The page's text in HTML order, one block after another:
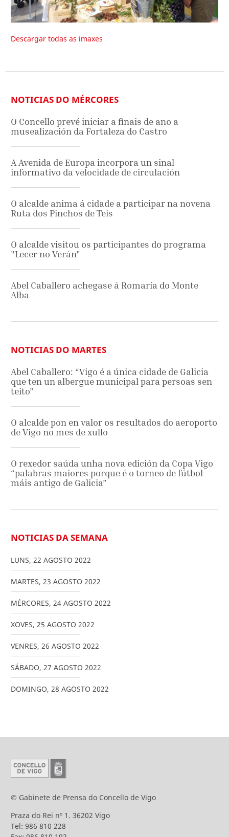
Descargar todas as imaxes
NOTICIAS DO MÉRCORES
O Concello prevé iniciar a finais de ano a
musealización da Fortaleza do Castro
A Avenida de Europa incorpora un sinal
informativo da velocidade de circulación
O alcalde anima á cidade a participar na novena
Ruta dos Pinchos de Teis
O alcalde visitou os participantes do programa
"Lecer no Verán"
Abel Caballero achegase á Romaría do Monte
Alba
NOTICIAS DO MARTES
Abel Caballero: “Vigo é a única cidade de Galicia
que ten un albergue municipal para persoas sen
teito”
O alcalde pon en valor os resultados do aeroporto
de Vigo no mes de xullo
O rexedor saúda unha nova edición da Copa Vigo
“palabras maiores porque é o torneo de fútbol
máis antigo de Galicia”
NOTICIAS DA SEMANA
LUNS, 22 AGOSTO 2022
MARTES, 23 AGOSTO 2022
MÉRCORES, 24 AGOSTO 2022
XOVES, 25 AGOSTO 2022
VENRES, 26 AGOSTO 2022
SÁBADO, 27 AGOSTO 2022
DOMINGO, 28 AGOSTO 2022
© Gabinete de Prensa do Concello de Vigo
Praza do Rei nº 1. 36202 Vigo
Tel: 986 810 228